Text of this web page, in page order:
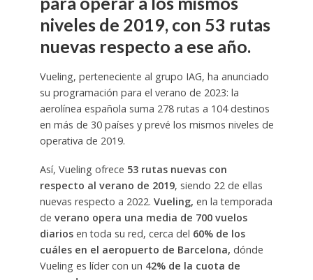
niveles de 2019, con 53 rutas
nuevas respecto a ese año.
Vueling, perteneciente al grupo IAG, ha anunciado
su programación para el verano de 2023: la
aerolínea española suma 278 rutas a 104 destinos
en más de 30 países y prevé los mismos niveles de
operativa de 2019.
Así, Vueling ofrece 53 rutas nuevas con
respecto al verano de 2019, siendo 22 de ellas
nuevas respecto a 2022. Vueling, en la temporada
de verano opera una media de 700 vuelos
diariosen toda su red, cerca del 60% de los
cuáles en el aeropuerto de Barcelona, dónde
Vueling es líder con un 42% de la cuota de